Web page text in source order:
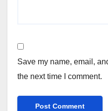
Save my name, email,
the next time I comment.